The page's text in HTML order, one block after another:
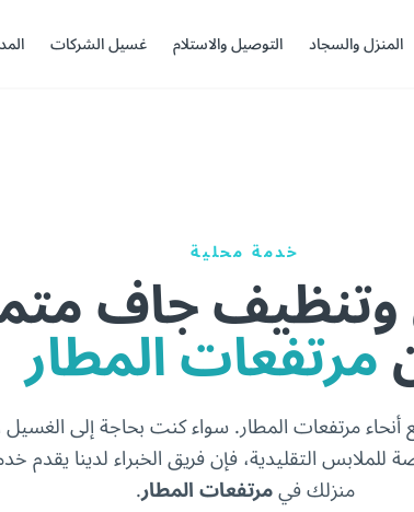
المنزل والسجاد التوصيل والاستلام غسيل الشركات
خدمة محليةجاف
مرتفعات المطار
مرتفعات المطار. سواء كنت بحاجة إلى
للملابس التقليدية، فإن فريق الخبراء لدينا
منزلك فيمرتفعات المطار.